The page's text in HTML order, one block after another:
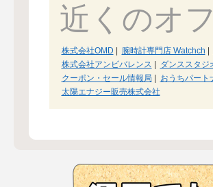
近くのオ
株式会社OMD | 腕時計専門店 Watchch |
株式会社アンビバレンス | ダンススタジ
クーポン・セール情報局 | おうちパート
太陽エナジー販売株式会社